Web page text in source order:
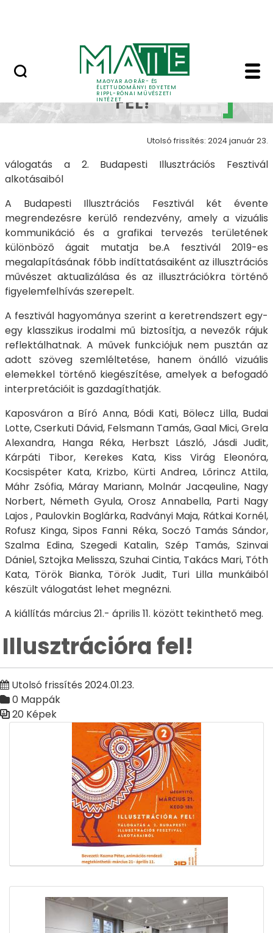
MAGYAR AGRÁR- ÉS
ÉLETTUDOMÁNYI EGYETEM
RIPPL-RÓNAI MŰVÉSZETI
INTÉZET
Illusztrációra fel! -
ILLUSZTRÁCIÓRA
FEL!
Utolsó frissítés: 2024 január 23.
válogatás a 2. Budapesti Illusztrációs Fesztivál
alkotásaiból
A Budapesti Illusztrációs Fesztivál két évente
megrendezésre kerülő rendezvény, amely a vizuális
kommunikáció és a grafikai tervezés területének
különböző ágait mutatja be.A fesztivál 2019-es
megalapításának főbb indíttatásaiként az illusztrációs
művészet aktualizálása és az illusztrációkra történő
figyelemfelhívás szerepelt.
A fesztivál hagyománya szerint a keretrendszert egy-
egy klasszikus irodalmi mű biztosítja, a nevezők rájuk
reflektálhatnak. A művek funkciójuk nem pusztán az
adott szöveg szemléltetése, hanem önálló vizuális
elemekkel történő kiegészítése, amelyek a befogadó
interpretációit is gazdagíthatják.
Kaposváron a Bíró Anna, Bódi Kati, Bölecz Lilla, Budai
Lotte, Cserkuti Dávid, Felsmann Tamás, Gaal Mici, Grela
Alexandra, Hanga Réka, Herbszt László, Jásdi Judit,
Kárpáti Tibor, Kerekes Kata, Kiss Virág Eleonóra,
Kocsispéter Kata, Krizbo, Kürti Andrea, Lőrincz Attila,
Máhr Zsófia, Máray Mariann, Molnár Jacqeuline, Nagy
Norbert, Németh Gyula, Orosz Annabella, Parti Nagy
Lajos , Paulovkin Boglárka, Radványi Maja, Rátkai Kornél,
Rofusz Kinga, Sipos Fanni Réka, Soczó Tamás Sándor,
Szalma Edina, Szegedi Katalin, Szép Tamás, Szinvai
Dániel, Sztojka Melissza, Szuhai Cintia, Takács Mari, Tóth
Kata, Török Bianka, Török Judit, Turi Lilla munkáiból
készült válogatást lehet megnézni.
A kiállítás március 21.- április 11. között tekinthető meg.
Illusztrációra fel!
Utolsó frissítés 2024.01.23.
0 Mappák
20 Képek